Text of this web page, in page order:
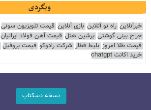
وبگردی
خبرآنلاین راه نو آنلاین بازی آنلاین قیمت تلویزیون سونی
جراح بینی گوشتی پرشین هتل قیمت آهن فولاد ایرانیان
قیمت طلا امروز بلیط قطار شرکت رادوکو قیمت پروفیل
خرید اکانت chatgpt
نسخه دسکتاپ